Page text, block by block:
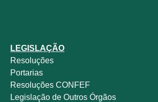
LEGISLAÇÃO
Resoluções
Portarias
Resoluções CONFEF
Legislação de Outros Órgãos